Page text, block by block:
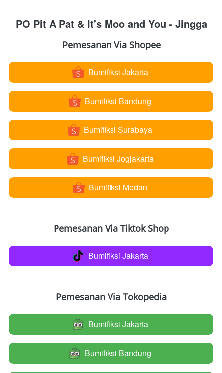
PO Pit A Pat & It's Moo and You - Jingga
Pemesanan Via Shopee
` Bumifiksi Jakarta
` Bumifiksi Bandung
` Bumifiksi Surabaya
` Bumifiksi Jogjakarta
` Bumifiksi Medan
Pemesanan Via Tiktok Shop
` Bumifiksi Jakarta
Pemesanan Via Tokopedia
` Bumifiksi Jakarta
` Bumifiksi Bandung